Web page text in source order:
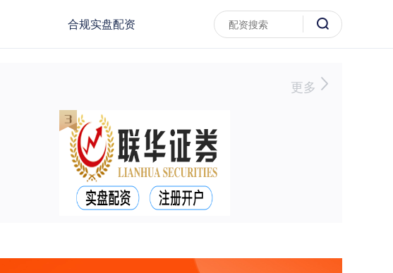
合规实盘配资
更多